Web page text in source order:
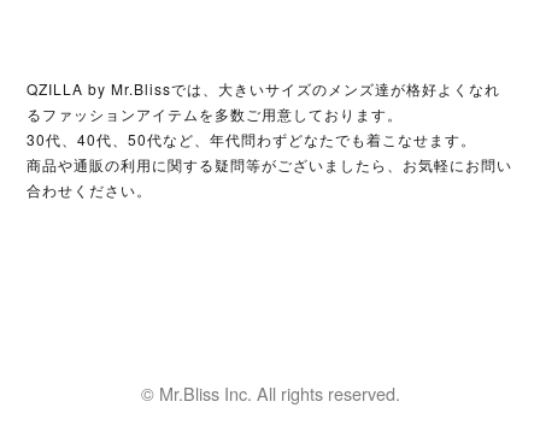
QZILLA by Mr.Blissでは、大きいサイズのメンズ達が格好よくなれ
るファッションアイテムを多数ご用意しております。
30代、40代、50代など、年代問わずどなたでも着こなせます。
商品や通販の利用に関する疑問等がございましたら、お気軽にお問い
合わせください。
© Mr.Bliss Inc. All rights reserved.